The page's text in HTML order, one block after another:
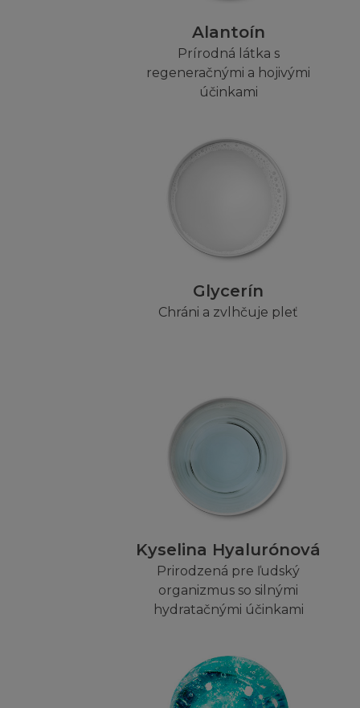
Alantoín
Prírodná látka s
regeneračnými a hojivými
účinkami
Glycerín
Chráni a zvlhčuje pleť
Kyselina Hyalurónová
Prirodzená pre ľudský
organizmus so silnými
hydratačnými účinkami
Pokud budete
Obsah, nebo
dotaz na
Stránka a
ani výlučnou ani
zákonem
uspokojivé
osoby. L´Oréal
nezaručuje, že
vyloučení ze
nevztahují.
L´Oréal nemá
L´Oréal nenese
odpovědný za
používáte při
Tyto podmínky
OMEZENÍ
spokojeni,